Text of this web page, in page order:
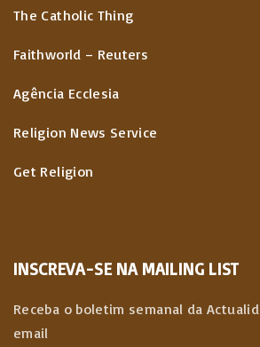
The Catholic Thing
Faithworld – Reuters
Agência Ecclesia
Religion News Service
Get Religion
INSCREVA-SE NA MAILING LIST
Receba o boletim semanal da
email